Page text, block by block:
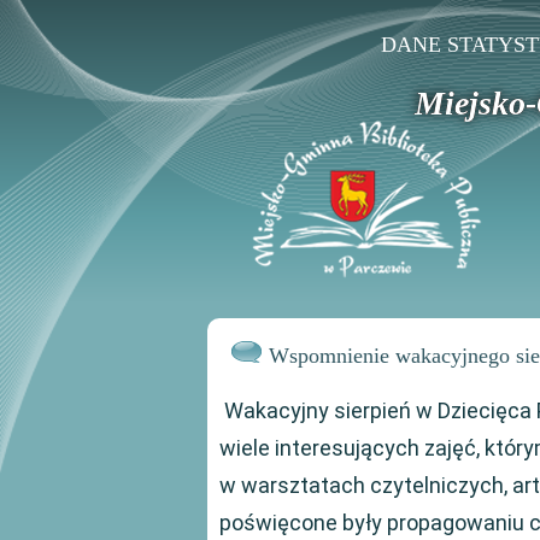
DANE
Wspomnienie wakacyjnego
Wakacyjny sierpień w
wiele interesujących zajęć,
w warsztatach czytelniczych,
poświęcone były propagowaniu